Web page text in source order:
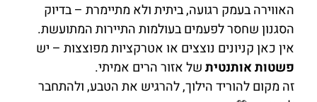
האווירה בעמק רגועה, ביתית ולא מתיימרת – בדיוק
הסגנון שחסר לפעמים בעולמות התיירות המתועשת.
אין כאן קניונים נוצצים או אטרקציות מפוצצות – יש
פשטות אותנטיתשל אזור הרים אמיתי.
זה מקום להוריד הילוך, להרגיש את הטבע, ולהתחבר